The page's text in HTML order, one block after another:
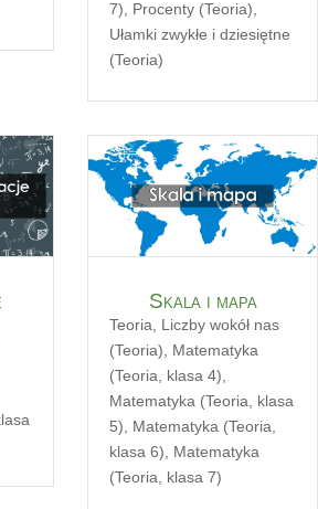
7), Procenty (Teoria),
Ułamki zwykłe i dziesiętne
(Teoria)
Skala i mapa
Teoria
Liczby wokół nas
(Teoria)
Matematyka
(Teoria, klasa 4)
Matematyka (Teoria, klasa
5)
Matematyka (Teoria,
klasa 6)
Matematyka
(Teoria, klasa 7)